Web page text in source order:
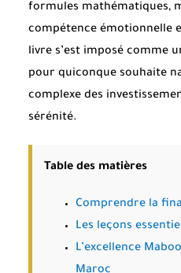
formules mathématiques,
compétence émotionnelle
livre s’est imposé comme
pour quiconque souhaite
complexe des
sérénité.
Table des matières
Comprendre la
Les leçons
L’excellence
Maroc